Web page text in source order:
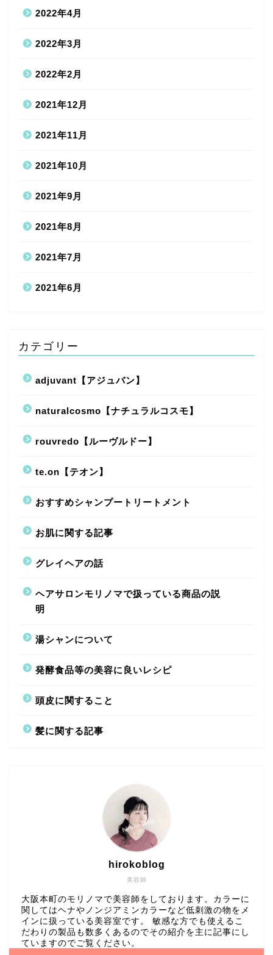
2022年4月
2022年3月
2022年2月
2021年12月
2021年11月
2021年10月
2021年9月
2021年8月
2021年7月
2021年6月
カテゴリー
adjuvant【アジュバン】
naturalcosmo【ナチュラルコスモ】
rouvredo【ルーヴルドー】
te.on【テオン】
おすすめシャンプートリートメント
お肌に関する記事
グレイヘアの話
ヘアサロンモリノマで扱っている商品の説
明
湯シャンについて
発酵食品等の美容に良いレシピ
頭皮に関すること
髪に関する記事
美容師
hirokoblog
大阪本町のモリノマで美容師をしております。カラーに
関してはヘナやノンジアミンカラーなど低刺激の物をメ
インに扱っている美容室です。 敏感な方でも使えるこ
だわりの製品も数多くあるのでその紹介を主に記事にし
ていますのでご覧ください。